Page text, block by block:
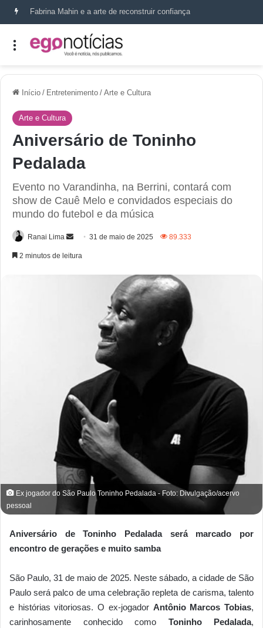
Fabrina Mahin e a arte de reconstruir confiança
Início / Entretenimento / Arte e Cultura
Arte e Cultura
Aniversário de Toninho
Pedalada
Evento no Varandinha, na Berrini, contará com
show de Cauê Melo e convidados especiais do
mundo do futebol e da música
Ranai Lima 31 de maio de 2025 89.333
2 minutos de leitura
Ex jogador do São Paulo Toninho Pedalada - Foto: Divulgação/acervo
pessoal
Aniversário de Toninho Pedalada será marcado por
encontro de gerações e muito samba
São Paulo, 31 de maio de 2025. Neste sábado, a cidade de São
Paulo será palco de uma celebração repleta de carisma, talento
e histórias vitoriosas. O ex-jogador Antônio Marcos Tobias,
carinhosamente conhecido como Toninho Pedalada,